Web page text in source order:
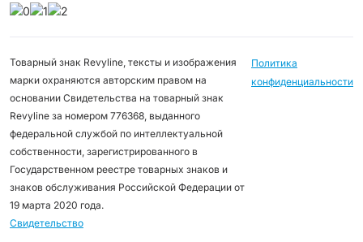
Товарный знак Revyline, тексты и изображения
марки охраняются авторским правом на
основании Свидетельства на товарный знак
Revyline за номером 776368, выданного
федеральной службой по интеллектуальной
собственности, зарегистрированного в
Государственном реестре товарных знаков и
знаков обслуживания Российской Федерации от
19 марта 2020 года.
Свидетельство
Политика
конфиденциальности